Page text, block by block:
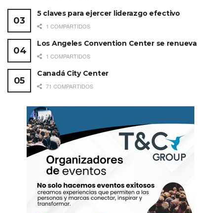
5 claves para ejercer liderazgo efectivo
1 COMPARTIDOS
Los Angeles Convention Center se renueva
1 COMPARTIDOS
Canadá City Center
71 COMPARTIDOS